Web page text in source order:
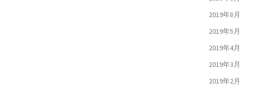
2019年8月
2019年5月
2019年4月
2019年3月
2019年2月